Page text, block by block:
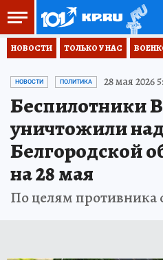
НОВОСТИ ТОЛЬКО У НАС
НОВОСТИ ПОЛИТИКА 28 мая 2026
Беспилотники
уничтожили над
Белгородской
на 28 мая
По целям противника